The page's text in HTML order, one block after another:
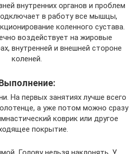
внутренних органов и проблем
в работу все мышцы,
коленного сустава.
воздействует на жировые
внутренней и внешней стороне
коленей.
На первых занятиях лучше всего
а уже потом можно сразу
коврик или другое
покрытие.